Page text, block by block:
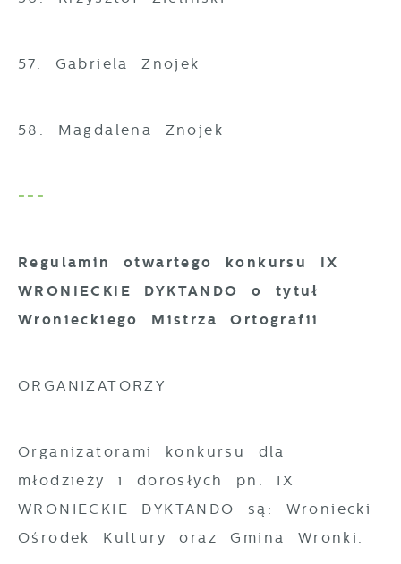
57. Gabriela Znojek
58. Magdalena Znojek
---
Regulamin otwartego konkursu IX
WRONIECKIE DYKTANDO o tytuł
Wronieckiego Mistrza Ortografii
ORGANIZATORZY
Organizatorami konkursu dla
młodzieży i dorosłych pn. IX
WRONIECKIE DYKTANDO są: Wroniecki
Ośrodek Kultury oraz Gmina Wronki.